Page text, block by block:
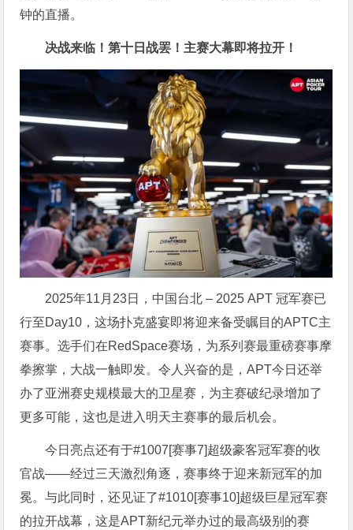
钟的直播。
决战来临！第十日战罢！主赛大幕即将拉开！
2025年11月23日，中国台北 – 2025 APT 冠军赛已
行至Day10，这场扑克盛宴即将迎来备受瞩目的APTC主
赛事。选手们在RedSpace赛场，为系列赛最重磅赛事摩
拳擦掌，大战一触即发。令人兴奋的是，APT今日还举
办了亚洲赛史规模最大的卫星赛，为主赛破纪录增加了
更多可能，这也是进入明天主赛事的最后机会。
今日亮点还有于#1007[赛事7]超级豪客冠军赛的收
官战——经过三天激烈角逐，赛事终于迎来新冠军的加
冕。与此同时，还见证了#1010[赛事10]超级巨星冠军赛
的拉开战幕，这是APT新纪元举办过的最高级别的赛